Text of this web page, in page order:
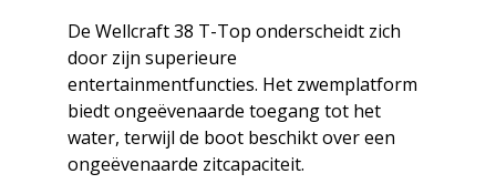
De Wellcraft 38 T-Top onderscheidt zich
door zijn superieure
entertainmentfuncties. Het zwemplatform
biedt ongeëvenaarde toegang tot het
water, terwijl de boot beschikt over een
ongeëvenaarde zitcapaciteit.